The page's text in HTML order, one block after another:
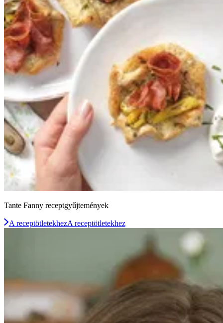
Tante Fanny receptgyűjtemények
A receptötletekhezA receptötletekhez